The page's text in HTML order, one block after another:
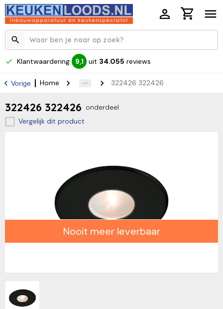
Klantwaardering 9,1 uit 34.055 reviews
Vorige Home 322426 322426
322426 322426 onderdeel
Vergelijk dit product
Nooit meer leverbaar